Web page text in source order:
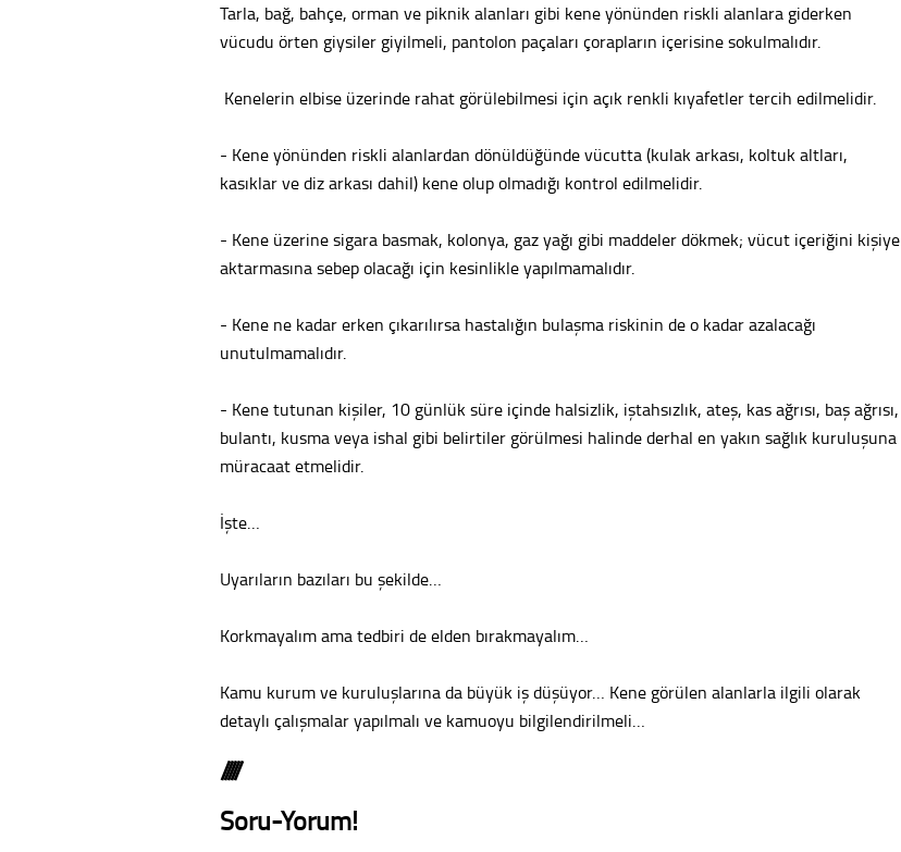
Tarla, bağ, bahçe, orman ve piknik alanları gibi kene yönünden riskli alanlara giderken
vücudu örten giysiler giyilmeli, pantolon paçaları çorapların içerisine sokulmalıdır.
Kenelerin elbise üzerinde rahat görülebilmesi için açık renkli kıyafetler tercih edilmelidir.
- Kene yönünden riskli alanlardan dönüldüğünde vücutta (kulak arkası, koltuk altları,
kasıklar ve diz arkası dahil) kene olup olmadığı kontrol edilmelidir.
- Kene üzerine sigara basmak, kolonya, gaz yağı gibi maddeler dökmek; vücut içeriğini kişiye
aktarmasına sebep olacağı için kesinlikle yapılmamalıdır.
- Kene ne kadar erken çıkarılırsa hastalığın bulaşma riskinin de o kadar azalacağı
unutulmamalıdır.
- Kene tutunan kişiler, 10 günlük süre içinde halsizlik, iştahsızlık, ateş, kas ağrısı, baş ağrısı,
bulantı, kusma veya ishal gibi belirtiler görülmesi halinde derhal en yakın sağlık kuruluşuna
müracaat etmelidir.
İşte…
Uyarıların bazıları bu şekilde…
Korkmayalım ama tedbiri de elden bırakmayalım…
Kamu kurum ve kuruluşlarına da büyük iş düşüyor… Kene görülen alanlarla ilgili olarak
detaylı çalışmalar yapılmalı ve kamuoyu bilgilendirilmeli…
/////
Soru-Yorum!